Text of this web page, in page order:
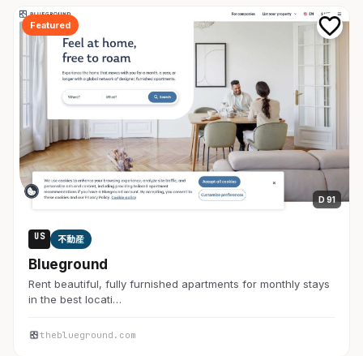
Featured
D 91
US 不動産
Blueground
Rent beautiful, fully furnished apartments for monthly stays
in the best locati…
theblueground.com